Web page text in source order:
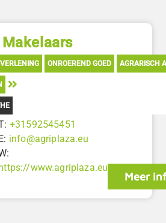
ONROEREND GOED AGRARISCH
+31592545451
info@agriplaza.eu
www.agriplaza.eu
Meer